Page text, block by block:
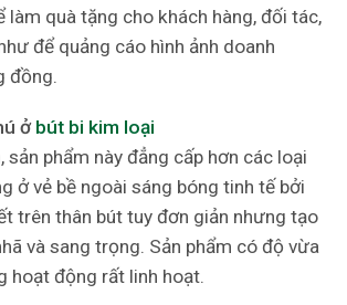
làm quà tặng cho khách hàng, đối tác,
để quảng cáo hình ảnh doanh
đồng.
ở bút bi kim loại
sản phẩm này đẳng cấp hơn các loại
ở vẻ bề ngoài sáng bóng tinh tế bởi
trên thân bút tuy đơn giản nhưng tạo
và sang trọng. Sản phẩm có độ vừa
hoạt động rất linh hoạt.